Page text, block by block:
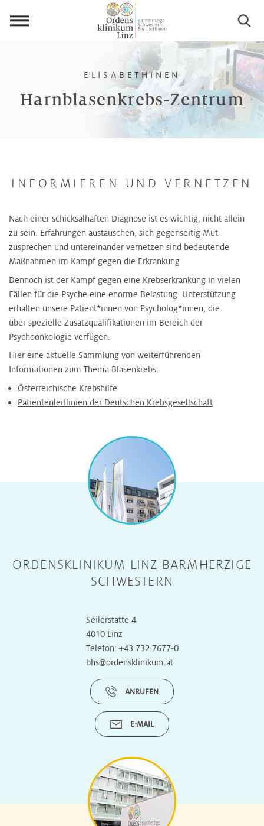
Harnblasenkrebs-Zentrum
ELISABETHINEN
INFORMIEREN UND VERNETZEN
Nach einer schicksalhaften Diagnose ist es wichtig, nicht allein
zu sein. Erfahrungen austauschen, sich gegenseitig Mut
zusprechen und untereinander vernetzen sind bedeutende
Maßnahmen im Kampf gegen die Erkrankung
Dennoch ist der Kampf gegen eine Krebserkrankung in vielen
Fällen für die Psyche eine enorme Belastung. Unterstützung
erhalten unsere Patient*innen von Psycholog*innen, die
über spezielle Zusatzqualifikationen im Bereich der
Psychoonkologie verfügen.
Hier eine aktuelle Sammlung von weiterführenden
Informationen zum Thema Blasenkrebs:
Österreichische Krebshilfe
Patientenleitlinien der Deutschen Krebsgesellschaft
ORDENSKLINIKUM LINZ BARMHERZIGE
SCHWESTERN
Seilerstätte 4
4010 Linz
Telefon: +43 732 7677-0
bhs@ordensklinikum.at
ANRUFEN
E-MAIL